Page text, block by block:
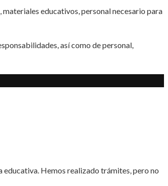
educativos, personal necesario para
así como de personal,
educativa. Hemos realizado trámites, pero no